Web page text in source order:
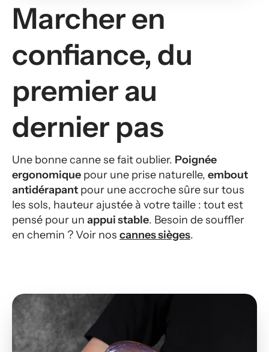
Marcher en
confiance, du
premier au
dernier pas
Une bonne canne se fait oublier. Poignée
ergonomique pour une prise naturelle, embout
antidérapant pour une accroche sûre sur tous
les sols, hauteur ajustée à votre taille : tout est
pensé pour un appui stable. Besoin de souffler
en chemin ? Voir nos cannes sièges.